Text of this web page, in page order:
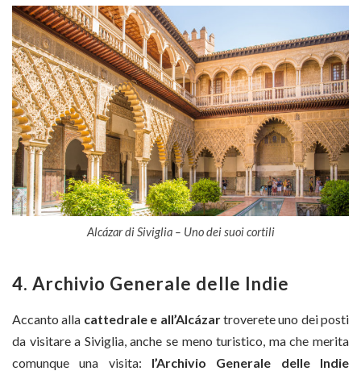
Alcázar di Siviglia – Uno dei suoi cortili
4. Archivio Generale delle Indie
Accanto alla cattedrale e all’Alcázartroverete uno dei posti
da visitare a Siviglia, anche se meno turistico, ma che merita
comunque una visita: l’Archivio Generale delle Indie